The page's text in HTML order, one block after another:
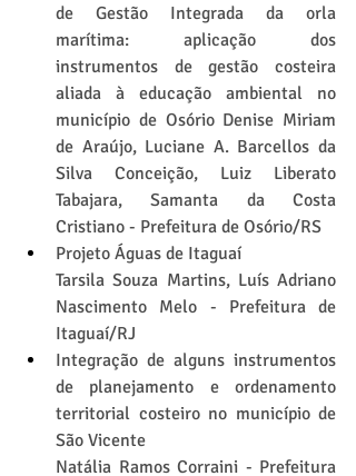
de Gestão Integrada da orla
marítima: aplicação dos
instrumentos de gestão costeira
aliada à educação ambiental no
município de Osório Denise Miriam
de Araújo, Luciane A. Barcellos da
Silva Conceição, Luiz Liberato
Tabajara, Samanta da Costa
Cristiano - Prefeitura de Osório/RS
Projeto Águas de Itaguaí
Tarsila Souza Martins, Luís Adriano
Nascimento Melo - Prefeitura de
Itaguaí/RJ
Integração de alguns instrumentos
de planejamento e ordenamento
territorial costeiro no município de
São Vicente
Natália Ramos Corraini - Prefeitura